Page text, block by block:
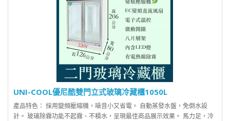
UNI-COOL優尼酷雙門立式玻璃冷藏櫃1050L
產品特色： 採用變頻壓縮機，噪音小又省電。 自動蒸發水盤，免倒水設
計。 玻璃除霧功能不起霧、不積水，呈現最佳商品展示效果。 馬力足，冷